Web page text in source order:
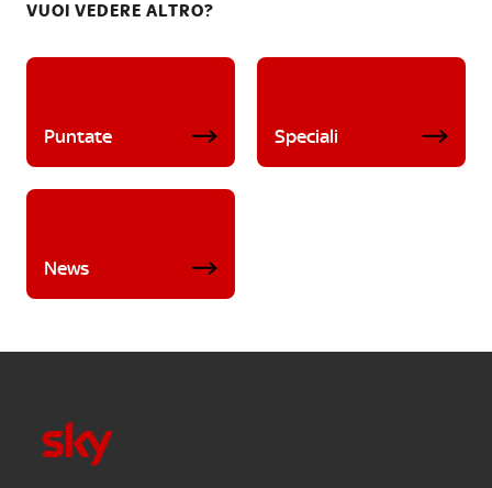
VUOI VEDERE ALTRO?
Puntate Speciali
News